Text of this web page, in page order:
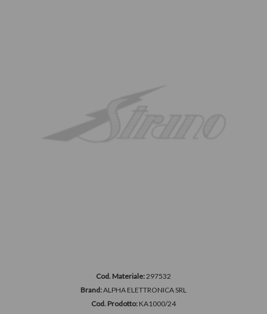
Cod. Materiale:297532
Brand:ALPHA ELETTRONICA SRL
Cod. Prodotto: KA1000/24